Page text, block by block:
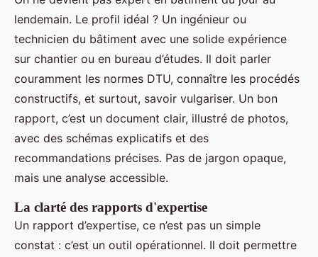
lendemain. Le profil idéal ? Un ingénieur ou
technicien du bâtiment avec une solide expérience
sur chantier ou en bureau d’études. Il doit parler
couramment les normes DTU, connaître les procédés
constructifs, et surtout, savoir vulgariser. Un bon
rapport, c’est un document clair, illustré de photos,
avec des schémas explicatifs et des
recommandations précises. Pas de jargon opaque,
mais une analyse accessible.
La clarté des rapports d'expertise
Un rapport d’expertise, ce n’est pas un simple
constat : c’est un outil opérationnel. Il doit permettre